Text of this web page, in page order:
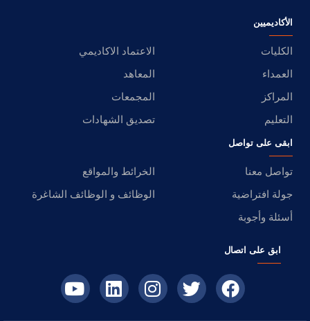
الأكاديميين
الكليات
الاعتماد الاكاديمي
العمداء
المعاهد
المراكز
المجمعات
التعليم
تصديق الشهادات
ابقى على تواصل
تواصل معنا
الخرائط والمواقع
جولة افتراضية
الوظائف و الوظائف الشاغرة
أسئلة وأجوبة
ابق على اتصال